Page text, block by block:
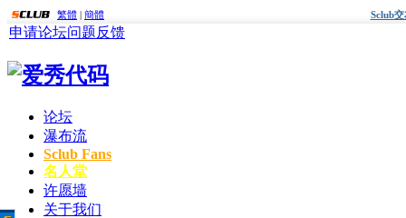
繁體 | 簡體 Sclub
申请论坛问题反馈
论坛
瀑布流
Sclub Fans
名人堂
许愿墙
关于我们